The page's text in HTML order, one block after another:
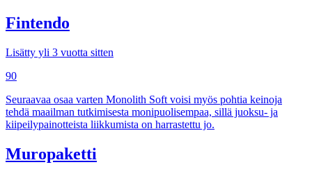
Fintendo
Lisätty yli 3 vuotta sitten
90
Seuraavaa osaa varten Monolith Soft voisi myös pohtia keinoja
tehdä maailman tutkimisesta monipuolisempaa, sillä juoksu- ja
kiipeilypainotteista liikkumista on harrastettu jo.
Muropaketti